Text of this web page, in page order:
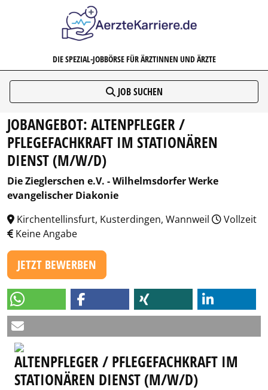
DIE SPEZIAL-JOBBÖRSE FÜR ÄRZTINNEN UND ÄRZTE
JOB SUCHEN
JOBANGEBOT: ALTENPFLEGER /
PFLEGEFACHKRAFT IM STATIONÄREN
DIENST (M/W/D)
Die Zieglerschen e.V. - Wilhelmsdorfer Werke
evangelischer Diakonie
Kirchentellinsfurt, Kusterdingen, Wannweil
Vollzeit
Keine Angabe
JETZT BEWERBEN
ALTENPFLEGER / PFLEGEFACHKRAFT IM
STATIONÄREN DIENST (M/W/D)